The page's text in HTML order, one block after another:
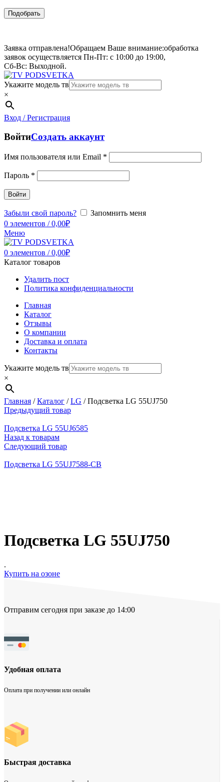
Подобрать
Заявка отправлена!Обращаем Ваше внимание:обработка
заявок осуществляется Пн-Пт: с 10:00 до 19:00,
Сб-Вс: Выходной.
Укажите модель тв
×
Вход / Регистрация
ВойтиСоздать аккаунт
Имя пользователя или Email *
Пароль *
Войти
Забыли свой пароль?
Запомнить меня
0 элементов / 0,00₽
Меню
0 элементов / 0,00₽
Каталог товаров
Удалить пост
Политика конфиденциальности
Главная
Каталог
Отзывы
О компании
Доставка и оплата
Контакты
Укажите модель тв
×
Главная /Каталог /LG /Подсветка LG 55UJ750
Предыдущий товар
Подсветка LG 55UJ6585
Назад к товарам
Следующий товар
Подсветка LG 55UJ7588-CB
Подсветка LG 55UJ750
.
Купить на озоне
Отправим сегодня при заказе до 14:00
Удобная оплата
Оплата при получении или онлайн
Быстрая доставка